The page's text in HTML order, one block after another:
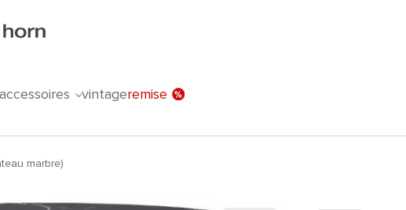
accessoires vintageremise
marbre)